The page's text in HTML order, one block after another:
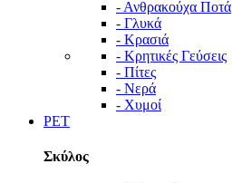
- Ανθρακούχα Ποτά
- Γλυκά
- Κρασιά
- Κρητικές Γεύσεις
- Πίτες
- Νερά
- Χυμοί
PET
Σκύλος